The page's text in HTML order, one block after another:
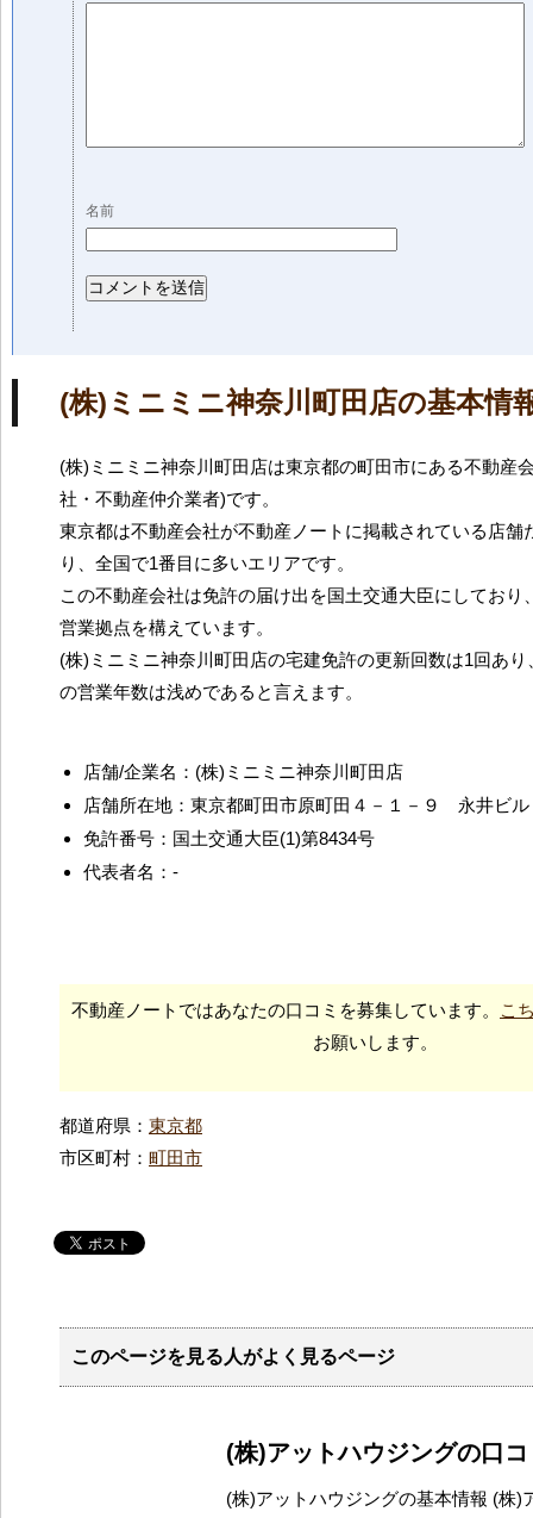
名前
(株)ミニミニ神奈川町田店の基本情
(株)ミニミニ神奈川町田店は東京都の町田市にある不動産
社・不動産仲介業者)です。
東京都は不動産会社が不動産ノートに掲載されている店舗
り、全国で1番目に多いエリアです。
この不動産会社は免許の届け出を国土交通大臣にしており
営業拠点を構えています。
(株)ミニミニ神奈川町田店の宅建免許の更新回数は1回あ
の営業年数は浅めであると言えます。
店舗/企業名：(株)ミニミニ神奈川町田店
店舗所在地：東京都町田市原町田４－１－９ 永井ビル
免許番号：国土交通大臣(1)第8434号
代表者名：-
不動産ノートではあなたの口コミを募集しています。
こ
お願いします。
都道府県： 東京都
市区町村： 町田市
このページを見る人がよく見るページ
(株)アットハウジングの口
(株)アットハウジングの基本情報 (株)